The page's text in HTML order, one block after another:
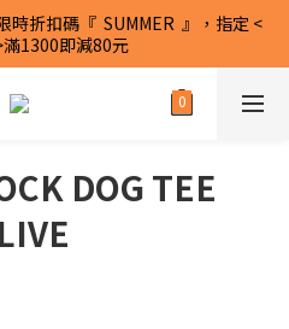
折扣碼『  SUMMER  』，指定 <
1300即減80元
DOG TEE